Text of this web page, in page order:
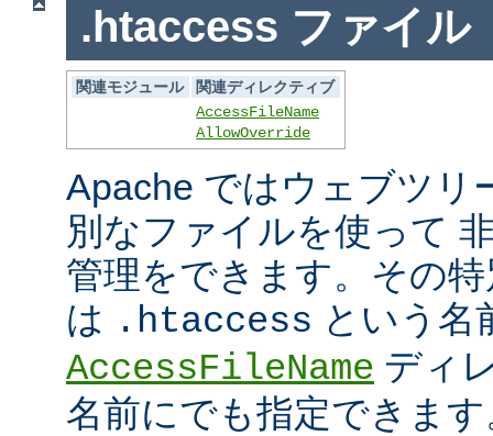
.htaccess ファイル
関連モジュール
関連ディレクティブ
AccessFileName
AllowOverride
Apache ではウェブツリ
別なファイルを使って
管理をできます。その
は .htaccess という名
AccessFileName ディ
名前にでも指定できま